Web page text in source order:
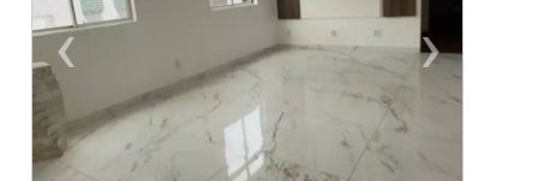
‹
Previous
›